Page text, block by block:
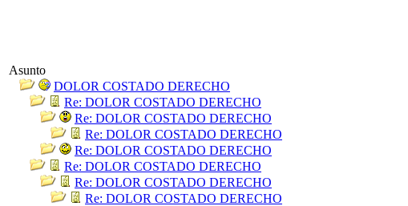
Asunto
DOLOR COSTADO DERECHO
Re: DOLOR COSTADO DERECHO
Re: DOLOR COSTADO DERECHO
Re: DOLOR COSTADO DERECHO
Re: DOLOR COSTADO DERECHO
Re: DOLOR COSTADO DERECHO
Re: DOLOR COSTADO DERECHO
Re: DOLOR COSTADO DERECHO